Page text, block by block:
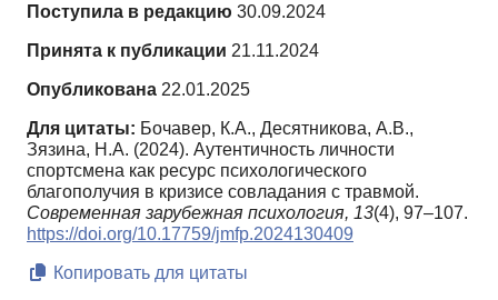
Поступила в редакцию 30.09.2024
Принята к публикации 21.11.2024
Опубликована 22.01.2025
Для цитаты: Бочавер, К.А., Десятникова, А.В.,
Зязина, Н.А. (2024). Аутентичность личности
спортсмена как ресурс психологического
благополучия в кризисе совладания с травмой.
Современная зарубежная психология, 13(4), 97–107.
https://doi.org/10.17759/jmfp.2024130409
Копировать для цитаты